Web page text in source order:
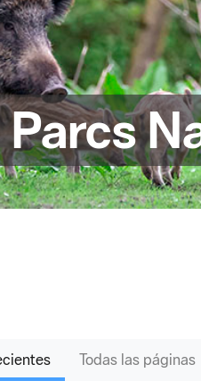
Todas las páginas